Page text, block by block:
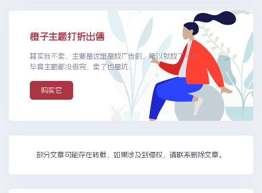
橙子主题打折出售
其实我不卖，主要是这里是放广告的，所以就放了一个
毕竟主题都没做完，卖了也是坑.
购买它
部分文章可能存在转载，如果涉及到侵权，请联系删除文章。